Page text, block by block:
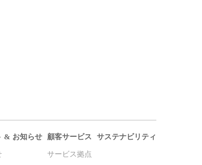
& お知らせ 顧客サービス
サービス拠点
サステナビリティ